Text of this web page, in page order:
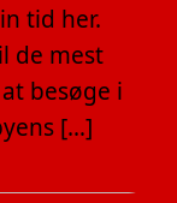
tid her.
de mest
besøge i
[…]